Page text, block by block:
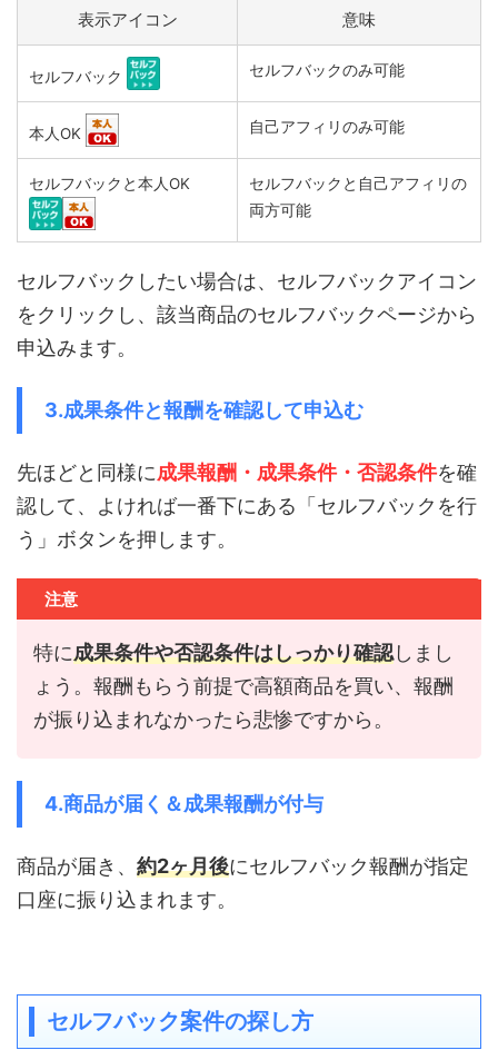
表示アイコン 意味
セルフバック セルフバックのみ可能
本人OK 自己アフィリのみ可能
セルフバックと本人OK
セルフバックと自己アフィリの
両方可能
セルフバックしたい場合は、セルフバックアイコン
をクリックし、該当商品のセルフバックページから
申込みます。
3.成果条件と報酬を確認して申込む
先ほどと同様に成果報酬・成果条件・否認条件を確
認して、よければ一番下にある「セルフバックを行
う」ボタンを押します。
注意
特に成果条件や否認条件はしっかり確認しまし
ょう。報酬もらう前提で高額商品を買い、報酬
が振り込まれなかったら悲惨ですから。
4.商品が届く＆成果報酬が付与
商品が届き、 約2ヶ月後にセルフバック報酬が指定
口座に振り込まれます。
セルフバック案件の探し方